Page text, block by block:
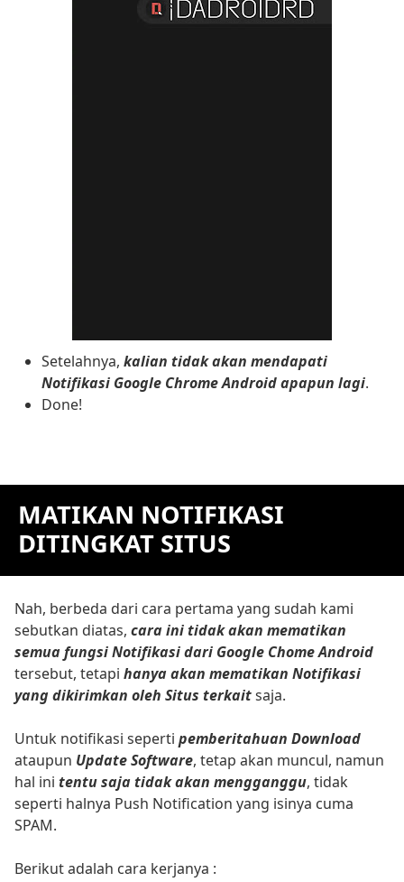
Setelahnya, kalian tidak akan mendapati
Notifikasi Google Chrome Android apapun lagi.
Done!
MATIKAN NOTIFIKASI
DITINGKAT SITUS
Nah, berbeda dari cara pertama yang sudah kami
sebutkan diatas, cara ini tidak akan mematikan
semua fungsi Notifikasi dari Google Chome Android
tersebut, tetapi hanya akan mematikan Notifikasi
yang dikirimkan oleh Situs terkaitsaja.
Untuk notifikasi seperti pemberitahuan Download
ataupun Update Software, tetap akan muncul, namun
hal ini tentu saja tidak akan mengganggu, tidak
seperti halnya Push Notification yang isinya cuma
SPAM.
Berikut adalah cara kerjanya :